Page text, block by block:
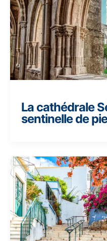
La cathédrale
sentinelle de